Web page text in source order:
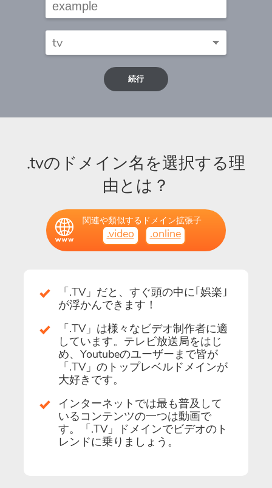
続行
.tvのドメイン名を選択する理
由とは？
関連や類似するドメイン拡張子
.video .online
「.TV」だと、すぐ頭の中に｢娯楽｣
が浮かんできます！
「.TV」は様々なビデオ制作者に適
しています。テレビ放送局をはじ
め、Youtubeのユーザーまで皆が
「.TV」のトップレベルドメインが
大好きです。
インターネットでは最も普及して
いるコンテンツの一つは動画で
す。「.TV」ドメインでビデオのト
レンドに乗りましょう。